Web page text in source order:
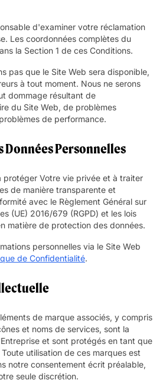
d'examiner votre réclamation
Les coordonnées complètes du
la Section 1 de ces Conditions.
pas que le Site Web sera disponible,
à tout moment. Nous ne serons
dommage résultant de
du Site Web, de problèmes
de performance.
Données Personnelles
protéger Votre vie privée et à traiter
de manière transparente et
avec le Règlement Général sur
(UE) 2016/679 (RGPD) et les lois
matière de protection des données.
personnelles via le Site Web
de Confidentialité.
de marque associés, y compris
et noms de services, sont la
et sont protégés en tant que
utilisation de ces marques est
notre consentement écrit préalable,
seule discrétion.